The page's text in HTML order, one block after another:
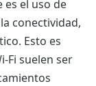
es el uso de
conectividad,
Esto es
Fi suelen ser